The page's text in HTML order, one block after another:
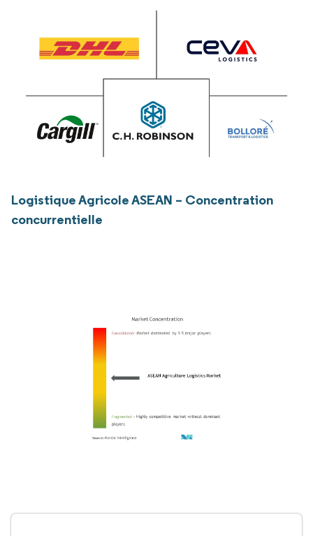
Logistique Agricole ASEAN – Concentration
concurrentielle